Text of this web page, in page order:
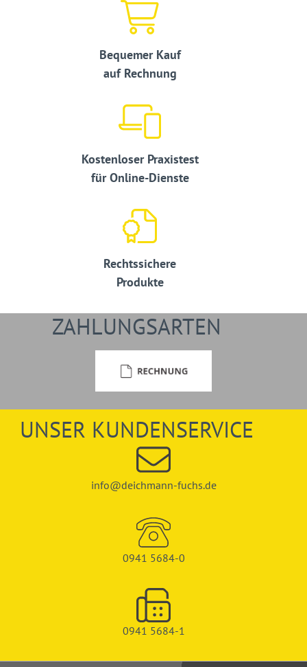
Bequemer Kauf
auf Rechnung
Kostenloser Praxistest
für Online-Dienste
Rechtssichere
Produkte
ZAHLUNGSARTEN
UNSER KUNDENSERVICE
info@deichmann-fuchs.de
0941 5684-0
0941 5684-1